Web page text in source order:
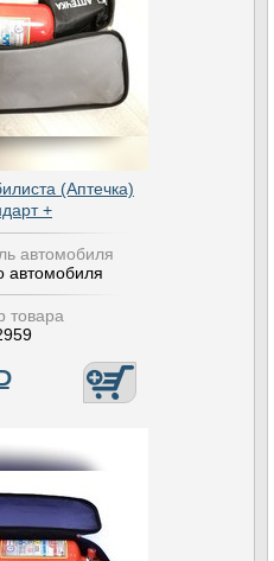
(Аптечка)
+
автомобиля
автомобиля
товара